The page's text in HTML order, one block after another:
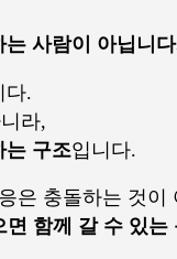
사람이 아닙니
다.
라,
는 구조입니다.
은 충돌하는 것이
함께 갈 수 있는